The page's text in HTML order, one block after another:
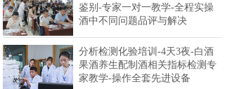
鉴别-专家一对一教学-全程实操
酒中不同问题品评与解决
分析检测化验培训-4天3夜-白酒
果酒养生配制酒相关指标检测专
家教学-操作全套先进设备